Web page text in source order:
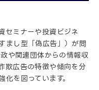
セミナーや投資ビジネ
まし型「偽広告」）が問
や関連団体からの情報収
欺広告の特徴や傾向を分
を図っています。